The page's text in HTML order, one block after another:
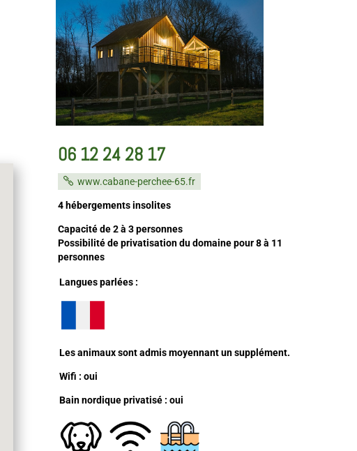
06 12 24 28 17
www.cabane-perchee-65.fr
4 hébergements insolites
Capacité de 2 à 3 personnes
Possibilité de privatisation du domaine pour 8 à 11
personnes
Langues parlées :
Les animaux sont admis moyennant un supplément.
Wifi : oui
Bain nordique privatisé : oui